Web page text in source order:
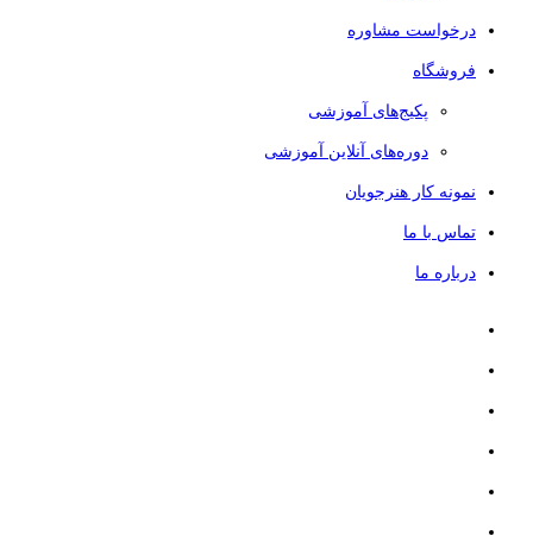
درخواست مشاوره
فروشگاه
پکیج‌های آموزشی
دوره‌های آنلاین آموزشی
نمونه کار هنرجویان
تماس با ما
درباره ما